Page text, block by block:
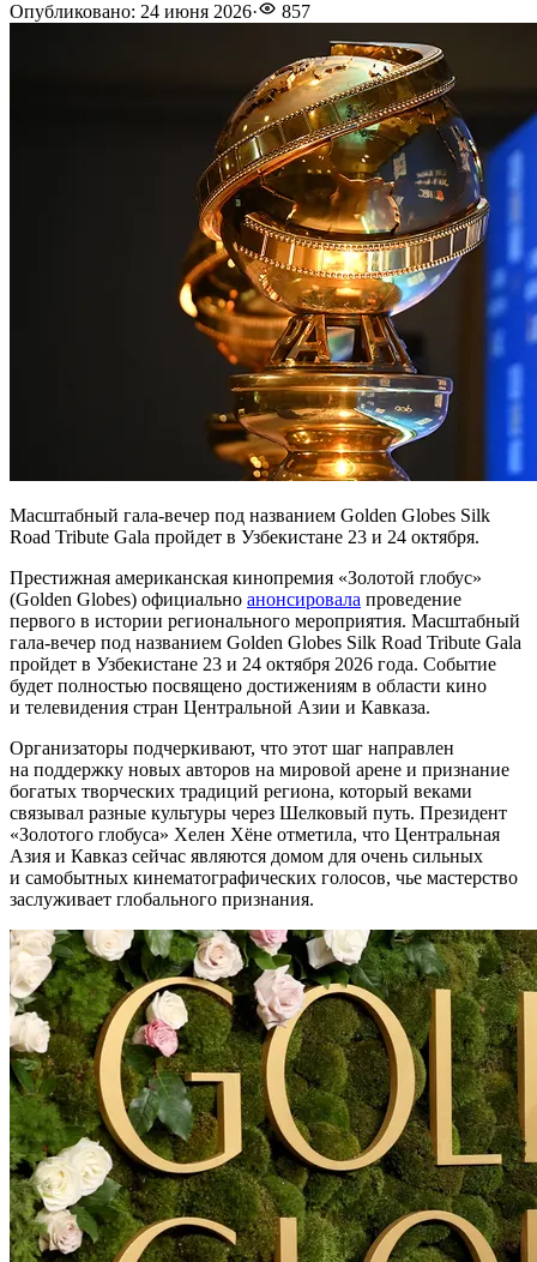
Опубликовано: 24 июня 2026· 857
Масштабный гала-вечер под названием Golden Globes Silk
Road Tribute Gala пройдет в Узбекистане 23 и 24 октября.
Престижная американская кинопремия «Золотой глобус»
(Golden Globes) официально анонсировала проведение
первого в истории регионального мероприятия. Масштабный
гала-вечер под названием Golden Globes Silk Road Tribute Gala
пройдет в Узбекистане 23 и 24 октября 2026 года. Событие
будет полностью посвящено достижениям в области кино
и телевидения стран Центральной Азии и Кавказа.
Организаторы подчеркивают, что этот шаг направлен
на поддержку новых авторов на мировой арене и признание
богатых творческих традиций региона, который веками
связывал разные культуры через Шелковый путь. Президент
«Золотого глобуса» Хелен Хёне отметила, что Центральная
Азия и Кавказ сейчас являются домом для очень сильных
и самобытных кинематографических голосов, чье мастерство
заслуживает глобального признания.